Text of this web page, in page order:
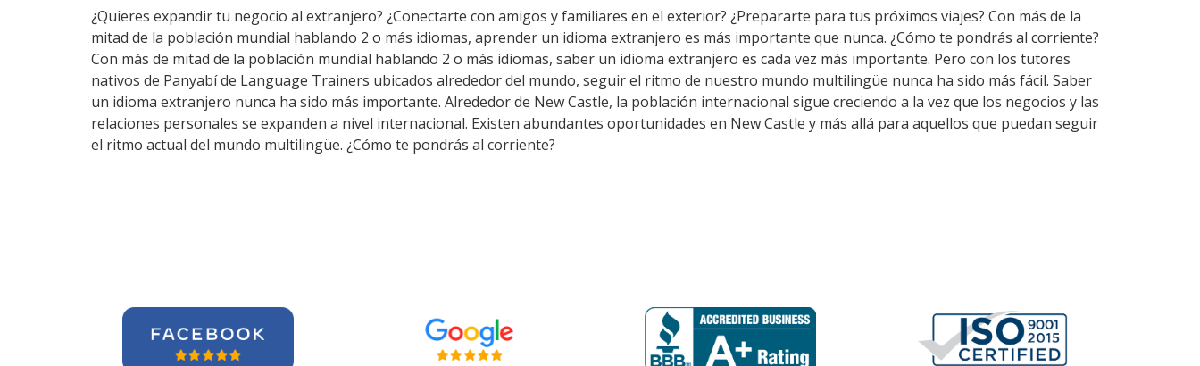
¿Quieres expandir tu negocio al extranjero? ¿Conectarte con amigos y familiares en el exterior? ¿Prepararte para tus próximos viajes? Con más de la
mitad de la población mundial hablando 2 o más idiomas, aprender un idioma extranjero es más importante que nunca. ¿Cómo te pondrás al corriente?
Con más de mitad de la población mundial hablando 2 o más idiomas, saber un idioma extranjero es cada vez más importante. Pero con los tutores
nativos de Panyabí de Language Trainers ubicados alrededor del mundo, seguir el ritmo de nuestro mundo multilingüe nunca ha sido más fácil. Saber
un idioma extranjero nunca ha sido más importante. Alrededor de New Castle, la población internacional sigue creciendo a la vez que los negocios y las
relaciones personales se expanden a nivel internacional. Existen abundantes oportunidades en New Castle y más allá para aquellos que puedan seguir
el ritmo actual del mundo multilingüe. ¿Cómo te pondrás al corriente?